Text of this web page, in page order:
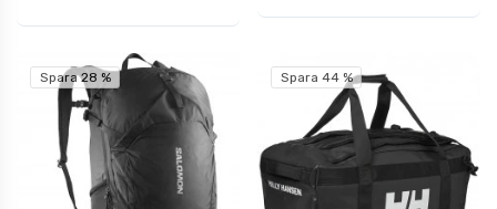
Spara 28 % Spara 44 %